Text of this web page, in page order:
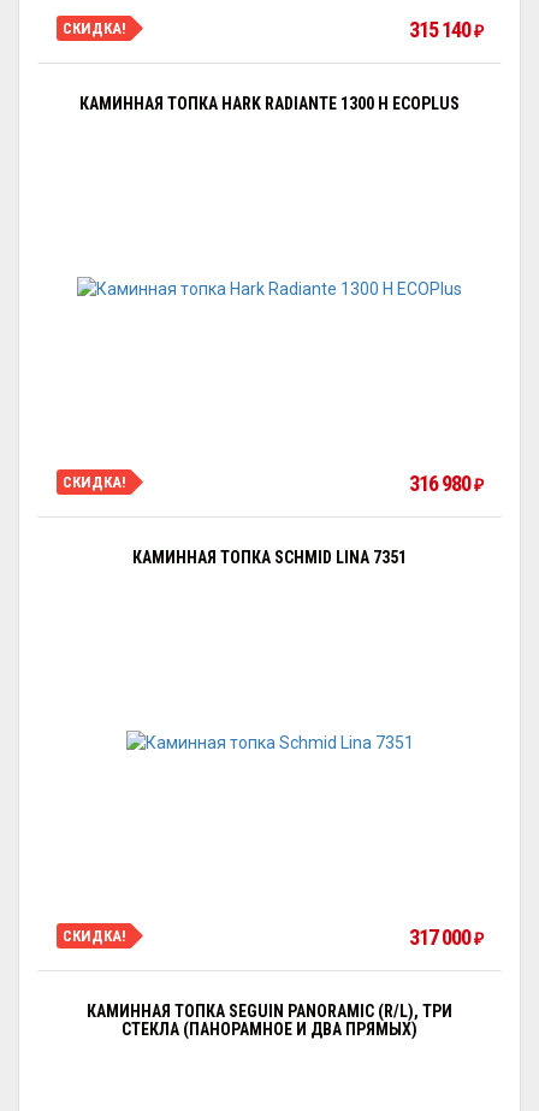
СКИДКА! 315 140 ₽
КАМИННАЯ ТОПКА HARK RADIANTE 1300 H ECOPLUS
СКИДКА! 316 980 ₽
КАМИННАЯ ТОПКА SCHMID LINA 7351
СКИДКА! 317 000 ₽
КАМИННАЯ ТОПКА SEGUIN PANORAMIC (R/L), ТРИ
СТЕКЛА (ПАНОРАМНОЕ И ДВА ПРЯМЫХ)